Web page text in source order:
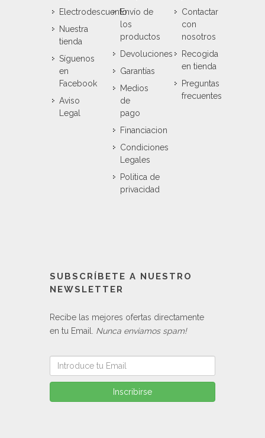
Electrodescuento
Nuestra
tienda
Síguenos
en
Facebook
Aviso
Legal
Envío de
los
productos
Devoluciones
Garantías
Medios
de
pago
Financiacion
Condiciones
Legales
Politica de
privacidad
Contactar
con
nosotros
Recogida
en tienda
Preguntas
frecuentes
SUBSCRÍBETE A NUESTRO
NEWSLETTER
Recibe las mejores ofertas directamente
en tu Email. Nunca enviamos spam!
Inscribirse